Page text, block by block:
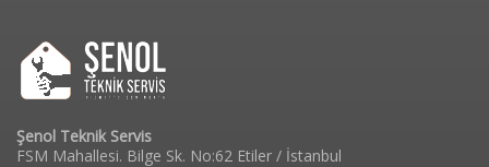
Şenol Teknik Servis
FSM Mahallesi. Bilge Sk. No:62 Etiler / İstanbul